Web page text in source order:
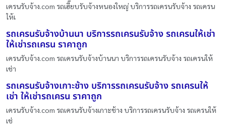
เครนรับจ้าง.com รถเฮี๊ยบรับจ้างหนองใหญ่ บริการรถเครนรับจ้าง รถเครน
ให้เ
รถเครนรับจ้างบ้านนา บริการรถเครนรับจ้าง รถเครนให้เช่า
ให้เช่ารถเครน ราคาถูก
เครนรับจ้าง.com รถเครนรับจ้างบ้านนา บริการรถเครนรับจ้าง รถเครนให้
เช่า
รถเครนรับจ้างเกาะช้าง บริการรถเครนรับจ้าง รถเครนให้
เช่า ให้เช่ารถเครน ราคาถูก
เครนรับจ้าง.com รถเครนรับจ้างเกาะช้าง บริการรถเครนรับจ้าง รถเครนให้
เช่